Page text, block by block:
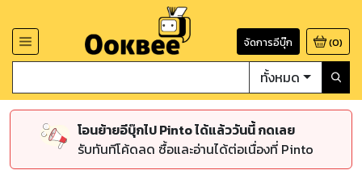
จัดการอีบุ๊ก (0)
ทั้งหมด
โอนย้ายอีบุ๊กไป Pinto ได้แล้ววันนี้ กดเลย
รับทันทีโค้ดลด ซื้อและอ่านได้ต่อเนื่องที่ Pinto